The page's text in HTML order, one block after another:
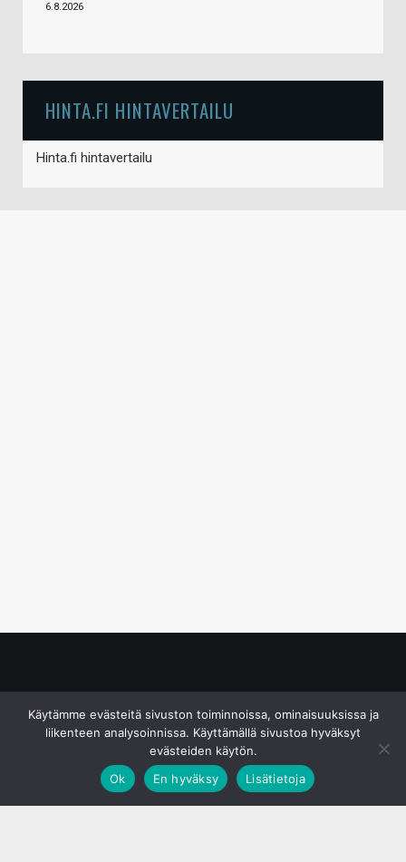
6.8.2026
HINTA.FI HINTAVERTAILU
Hinta.fi hintavertailu
Käytämme evästeitä sivuston toiminnoissa, ominaisuuksissa ja
liikenteen analysoinnissa. Käyttämällä sivustoa hyväksyt
evästeiden käytön.
Ok
En hyväksy Lisätietoja